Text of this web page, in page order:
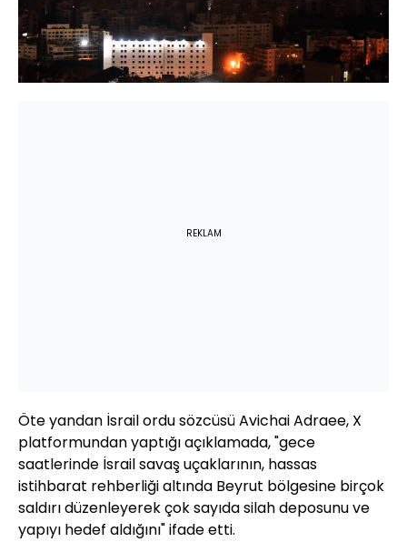
REKLAM
Öte yandan İsrail ordu sözcüsü Avichai Adraee, X
platformundan yaptığı açıklamada, "gece
saatlerinde İsrail savaş uçaklarının, hassas
istihbarat rehberliği altında Beyrut bölgesine birçok
saldırı düzenleyerek çok sayıda silah deposunu ve
yapıyı hedef aldığını" ifade etti.